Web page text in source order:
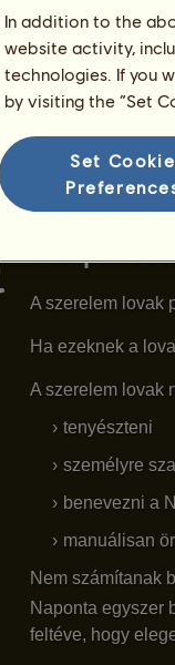
Te Quiero nem
Növelheted a
Tekintsd meg
Pompás
A szerelem lovak
Ha ezeknek a
A szerelem lovak
tenyészteni
személyre
benevezni a
manuálisan
Nem számítanak
Naponta egyszer
feltéve, hogy
In addition to the
website activity,
technologies. If you
by visiting the “Set
Set Cookie